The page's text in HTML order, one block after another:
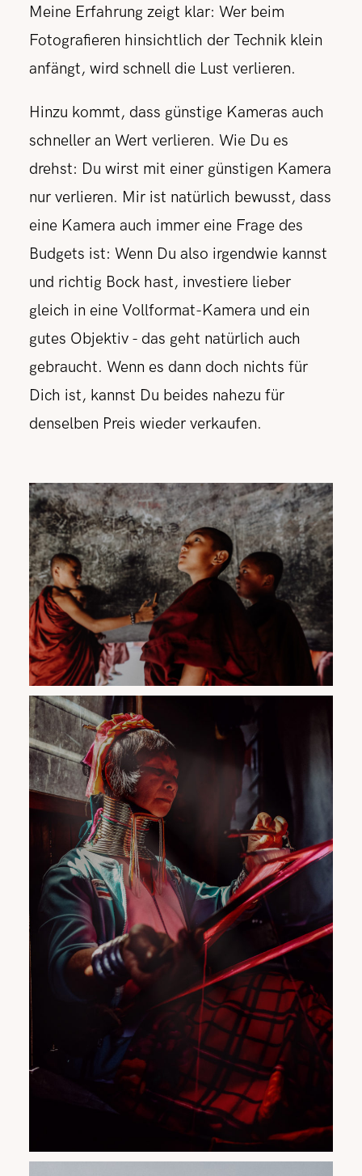
Meine Erfahrung zeigt klar: Wer beim
Fotografieren hinsichtlich der Technik klein
anfängt, wird schnell die Lust verlieren.
Hinzu kommt, dass günstige Kameras auch
schneller an Wert verlieren. Wie Du es
drehst: Du wirst mit einer günstigen Kamera
nur verlieren. Mir ist natürlich bewusst, dass
eine Kamera auch immer eine Frage des
Budgets ist: Wenn Du also irgendwie kannst
und richtig Bock hast, investiere lieber
gleich in eine Vollformat-Kamera und ein
gutes Objektiv - das geht natürlich auch
gebraucht. Wenn es dann doch nichts für
Dich ist, kannst Du beides nahezu für
denselben Preis wieder verkaufen.